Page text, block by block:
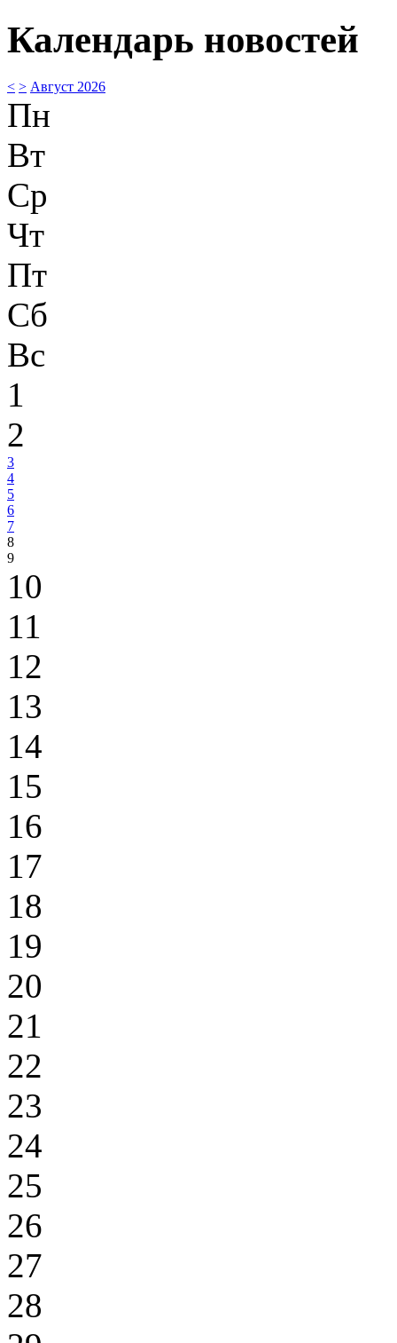
Календарь новостей
< > Август 2026
Пн
Вт
Ср
Чт
Пт
Сб
Вс
1
2
3
4
5
6
7
8
9
10
11
12
13
14
15
16
17
18
19
20
21
22
23
24
25
26
27
28